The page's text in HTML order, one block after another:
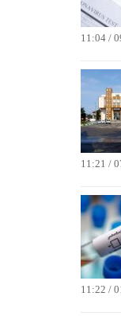
11:04 /
11:21 /
11:22 /